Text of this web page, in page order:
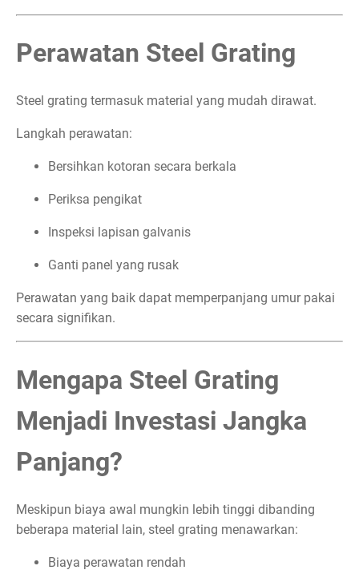
Perawatan Steel Grating
Steel grating termasuk material yang mudah dirawat.
Langkah perawatan:
Bersihkan kotoran secara berkala
Periksa pengikat
Inspeksi lapisan galvanis
Ganti panel yang rusak
Perawatan yang baik dapat memperpanjang umur pakai
secara signifikan.
Mengapa Steel Grating
Menjadi Investasi Jangka
Panjang?
Meskipun biaya awal mungkin lebih tinggi dibanding
beberapa material lain, steel grating menawarkan:
Biaya perawatan rendah